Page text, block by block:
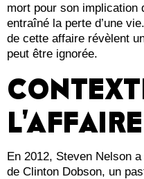
mort pour son implication
entraîné la perte d’une
de cette affaire révèlent
peut être ignorée.
L’AFFAIRE
En 2012, Steven Nelson
de Clinton Dobson, un